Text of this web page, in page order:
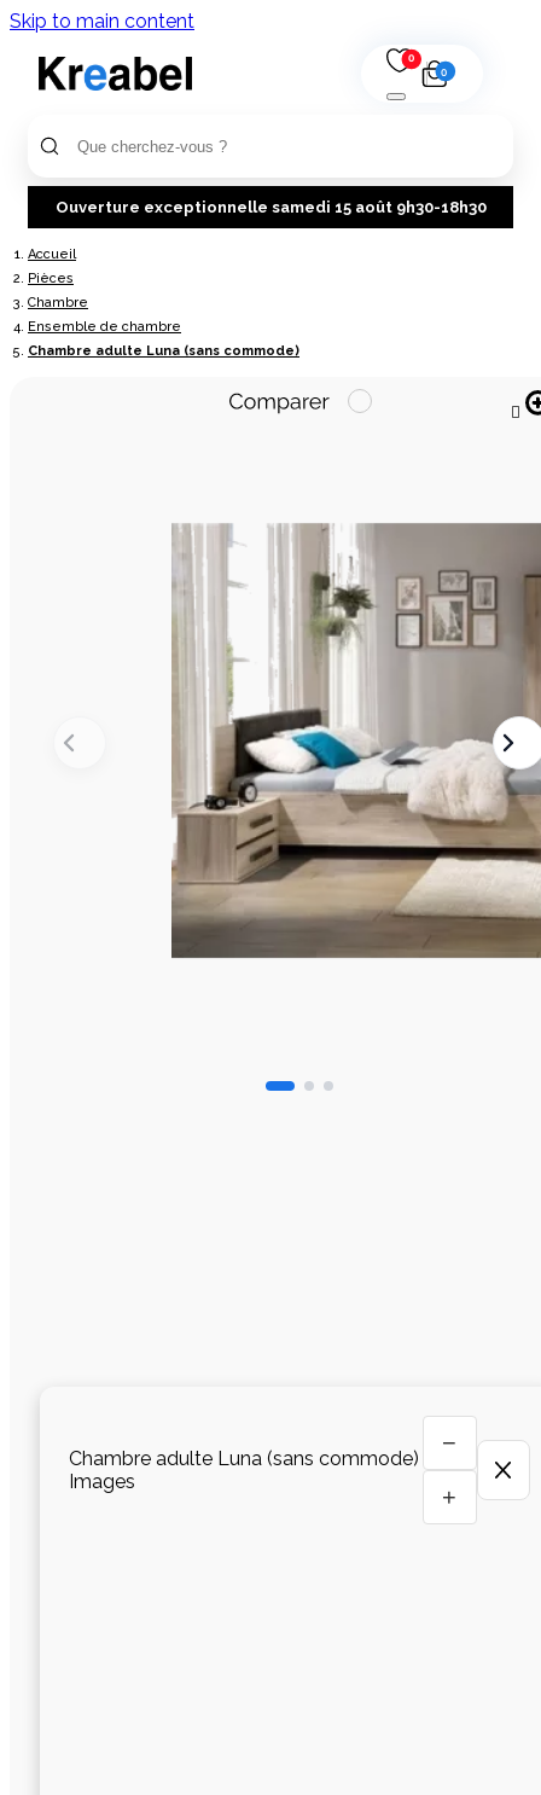
Skip to main content
0
0
Ouverture exceptionnelle samedi 15 août 9h30-18h30
Accueil
Pièces
Chambre
Ensemble de chambre
Chambre adulte Luna (sans commode)

Chambre adulte Luna (sans commode)
Images
−
+